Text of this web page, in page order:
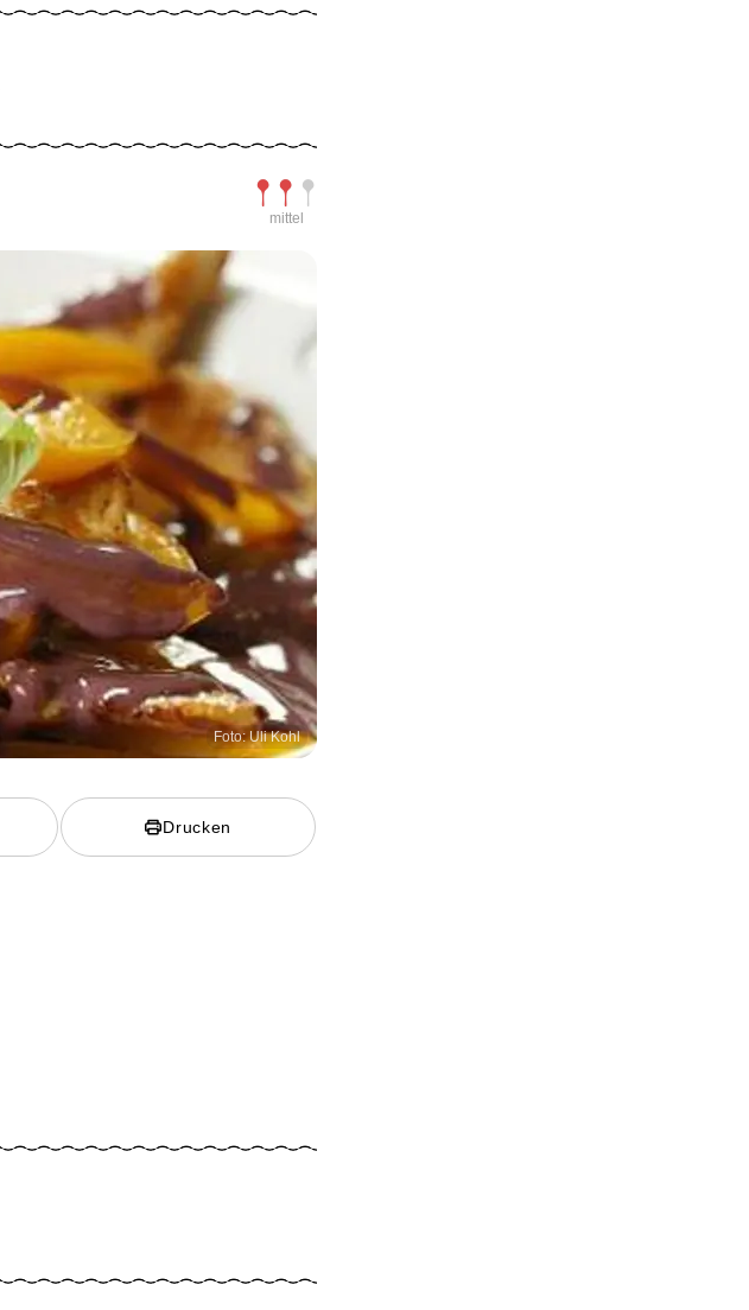
Schwierigkeit
mittel
Foto: Uli Kohl
Drucken